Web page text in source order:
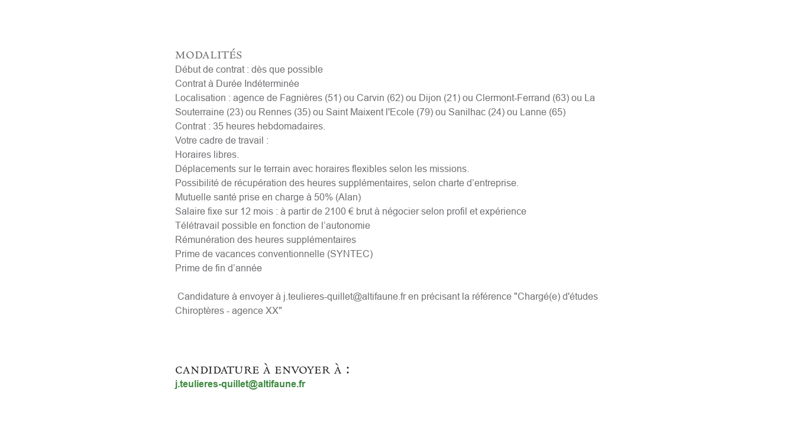
modalités
Début de contrat : dès que possible
Contrat à Durée Indéterminée
Localisation : agence de Fagnières (51) ou Carvin (62) ou Dijon (21) ou Clermont-Ferrand (63) ou La
Souterraine (23) ou Rennes (35) ou Saint Maixent l'Ecole (79) ou Sanilhac (24) ou Lanne (65)
Contrat : 35 heures hebdomadaires.
Votre cadre de travail :
Horaires libres.
Déplacements sur le terrain avec horaires flexibles selon les missions.
Possibilité de récupération des heures supplémentaires, selon charte d’entreprise.
Mutuelle santé prise en charge à 50% (Alan)
Salaire fixe sur 12 mois : à partir de 2100 € brut à négocier selon profil et expérience
Télétravail possible en fonction de l’autonomie
Rémunération des heures supplémentaires
Prime de vacances conventionnelle (SYNTEC)
Prime de fin d’année
Candidature à envoyer à j.teulieres-quillet@altifaune.fr en précisant la référence "Chargé(e) d'études
Chiroptères - agence XX"
candidature à envoyer à :
j.teulieres-quillet@altifaune.fr